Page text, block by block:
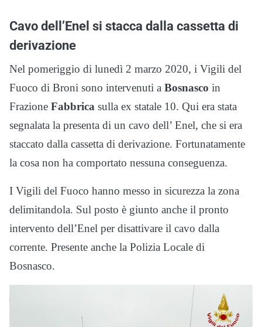
Cavo dell’Enel si stacca dalla cassetta di
derivazione
Nel pomeriggio di lunedì 2 marzo 2020, i Vigili del
Fuoco di Broni sono intervenuti a Bosnasco in
Frazione Fabbrica sulla ex statale 10. Qui era stata
segnalata la presenta di un cavo dell’ Enel, che si era
staccato dalla cassetta di derivazione. Fortunatamente
la cosa non ha comportato nessuna conseguenza.
I Vigili del Fuoco hanno messo in sicurezza la zona
delimitandola. Sul posto è giunto anche il pronto
intervento dell’Enel per disattivare il cavo dalla
corrente. Presente anche la Polizia Locale di
Bosnasco.